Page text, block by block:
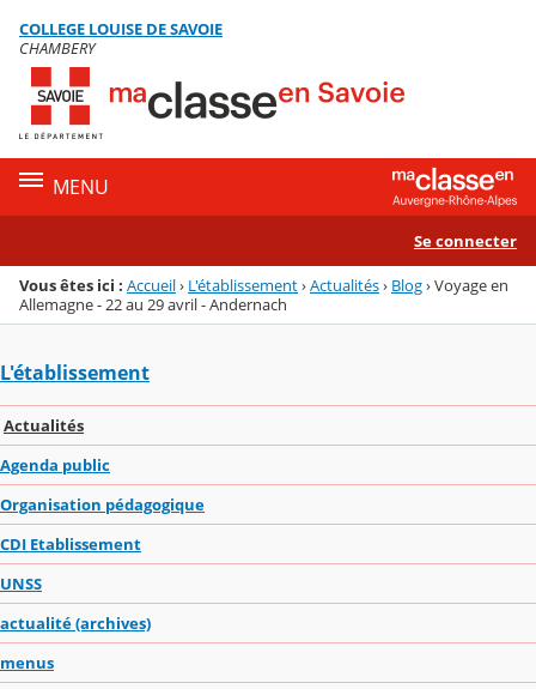
Menu de la rubrique
Contenu
COLLEGE LOUISE DE SAVOIE
CHAMBERY
MENU
Se connecter
Vous êtes ici : Accueil› L'établissement›Actualités› Blog›Voyage en
Allemagne - 22 au 29 avril - Andernach
L'établissement
Actualités
Agenda public
Organisation pédagogique
CDI Etablissement
UNSS
actualité (archives)
menus